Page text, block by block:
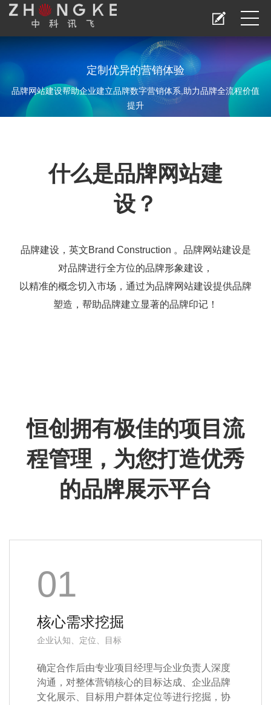
定制优异的营销体验
品牌网站建设帮助企业建立品牌数字营销体系,助力品牌全流程价值
提升
什么是品牌网站建
设？
品牌建设，英文Brand Construction 。品牌网站建设是
对品牌进行全方位的品牌形象建设，
以精准的概念切入市场，通过为品牌网站建设提供品牌
塑造，帮助品牌建立显著的品牌印记！
给恒创
恒创拥有极佳的项目流
程管理，为您打造优秀
的品牌展示平台
01
核心需求挖掘
企业认知、定位、目标
确定合作后由专业项目经理与企业负责人深度
沟通，对整体营销核心的目标达成、企业品牌
文化展示、目标用户群体定位等进行挖掘，协